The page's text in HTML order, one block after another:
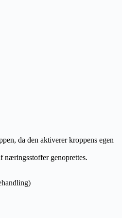
da den aktiverer kroppens egen
næringsstoffer genoprettes.